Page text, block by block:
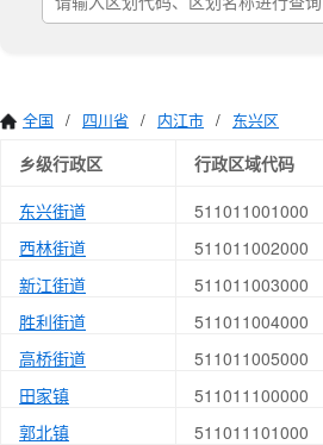
全国 / 四川省 / 内江市 / 东兴区
乡级行政区 行政区域代码
东兴街道
511011001000
西林街道
511011002000
新江街道
511011003000
胜利街道
511011004000
高桥街道
511011005000
田家镇
511011100000
郭北镇
511011101000